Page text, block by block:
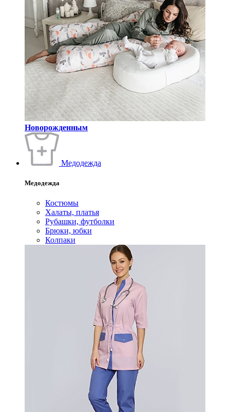
Новорожденным
Медодежда
Медодежда
Костюмы
Халаты, платья
Рубашки, футболки
Брюки, юбки
Колпаки